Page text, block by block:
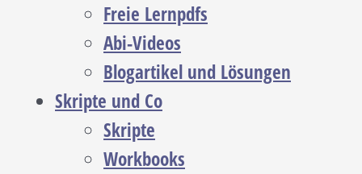
Freie Lernpdfs
Abi-Videos
Blogartikel und Lösungen
Skripte und Co
Skripte
Workbooks